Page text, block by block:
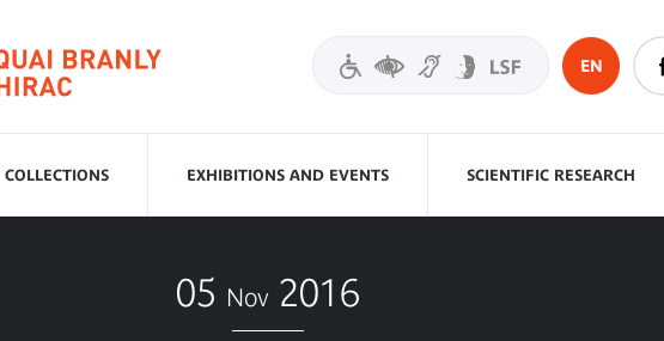
EN
COLLECTIONS EXHIBITIONS AND EVENTS SCIENTIFIC RESEARCH
05 Nov 2016